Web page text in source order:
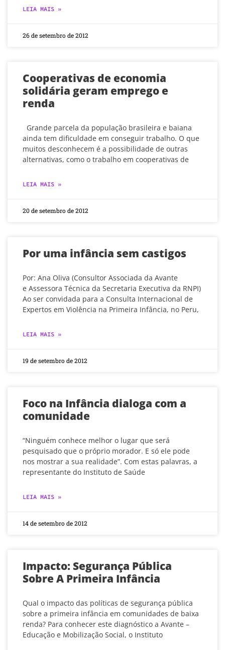
LEIA MAIS »
26 de setembro de 2012
Cooperativas de economia
solidária geram emprego e
renda
Grande parcela da população brasileira e baiana
ainda tem dificuldade em conseguir trabalho. O que
muitos desconhecem é a possibilidade de outras
alternativas, como o trabalho em cooperativas de
LEIA MAIS »
20 de setembro de 2012
Por uma infância sem castigos
Por: Ana Oliva (Consultor Associada da Avante
e Assessora Técnica da Secretaria Executiva da RNPI)
Ao ser convidada para a Consulta Internacional de
Expertos em Violência na Primeira Infância, no Peru,
LEIA MAIS »
19 de setembro de 2012
Foco na Infância dialoga com a
comunidade
“Ninguém conhece melhor o lugar que será
pesquisado que o próprio morador. E só ele pode
nos mostrar a sua realidade”. Com estas palavras, a
representante do Instituto de Saúde
LEIA MAIS »
14 de setembro de 2012
Impacto: Segurança Pública
Sobre A Primeira Infância
Qual o impacto das políticas de segurança pública
sobre a primeira infância em comunidades de baixa
renda? Para conhecer este diagnóstico a Avante –
Educação e Mobilização Social, o Instituto